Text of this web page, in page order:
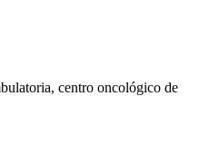
centro oncológico de